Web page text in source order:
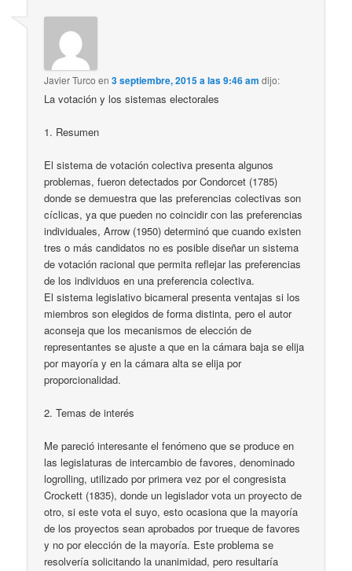
Javier Turco en3 septiembre, 2015 a las 9:46 am dijo:
La votación y los sistemas electorales
1. Resumen
El sistema de votación colectiva presenta algunos
problemas, fueron detectados por Condorcet (1785)
donde se demuestra que las preferencias colectivas son
cíclicas, ya que pueden no coincidir con las preferencias
individuales, Arrow (1950) determinó que cuando existen
tres o más candidatos no es posible diseñar un sistema
de votación racional que permita reflejar las preferencias
de los individuos en una preferencia colectiva.
El sistema legislativo bicameral presenta ventajas si los
miembros son elegidos de forma distinta, pero el autor
aconseja que los mecanismos de elección de
representantes se ajuste a que en la cámara baja se elija
por mayoría y en la cámara alta se elija por
proporcionalidad.
2. Temas de interés
Me pareció interesante el fenómeno que se produce en
las legislaturas de intercambio de favores, denominado
logrolling, utilizado por primera vez por el congresista
Crockett (1835), donde un legislador vota un proyecto de
otro, si este vota el suyo, esto ocasiona que la mayoría
de los proyectos sean aprobados por trueque de favores
y no por elección de la mayoría. Este problema se
resolvería solicitando la unanimidad, pero resultaría